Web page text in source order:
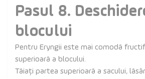
Pasul 8.
blocului
Pentru Eryngii este mai comodă
superioară a blocului.
Tăiați partea superioară a sacului,